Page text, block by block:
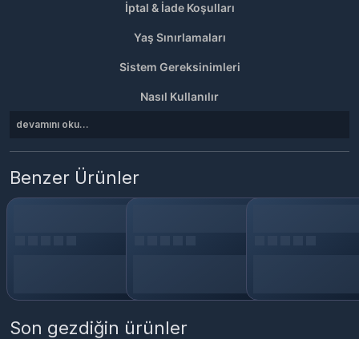
İptal & İade Koşulları
Yaş Sınırlamaları
Sistem Gereksinimleri
Nasıl Kullanılır
devamını oku...
Benzer Ürünler
Son gezdiğin ürünler